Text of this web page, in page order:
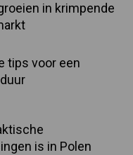
in krimpende
tips voor een
is in Polen